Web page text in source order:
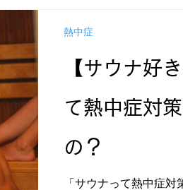
【サウナ好
て熱中症対
の？
「サウナって熱中症
熱中症